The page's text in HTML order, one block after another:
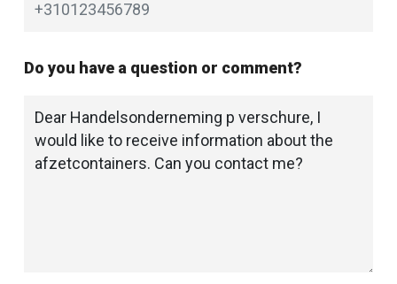
Do you have a question or comment?